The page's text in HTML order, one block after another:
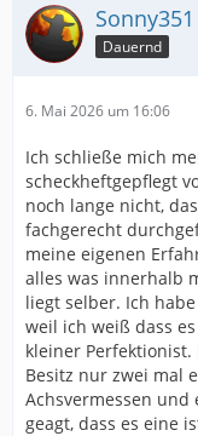
Sonny351
Dauernd
6. Mai 2026 um 16:06
Ich schließe mich
scheckheftgepflegt
noch lange nicht,
fachgerecht
meine eigenen
alles was innerhalb
liegt selber. Ich
weil ich weiß dass
kleiner Perfektionist.
Besitz nur zwei mal
Achsvermessen
geagt, dass es eine